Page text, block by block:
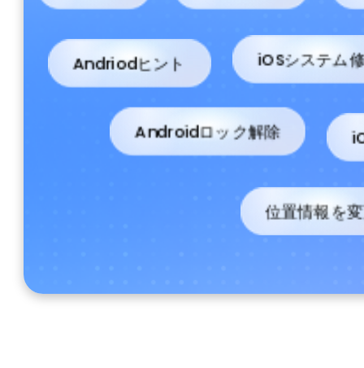
Andriodヒント iOSシステム
Androidロック解除
位置情報を